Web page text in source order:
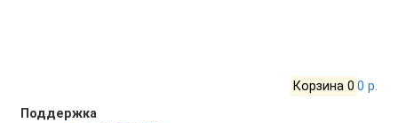
Корзина 0 0 р.
Поддержка